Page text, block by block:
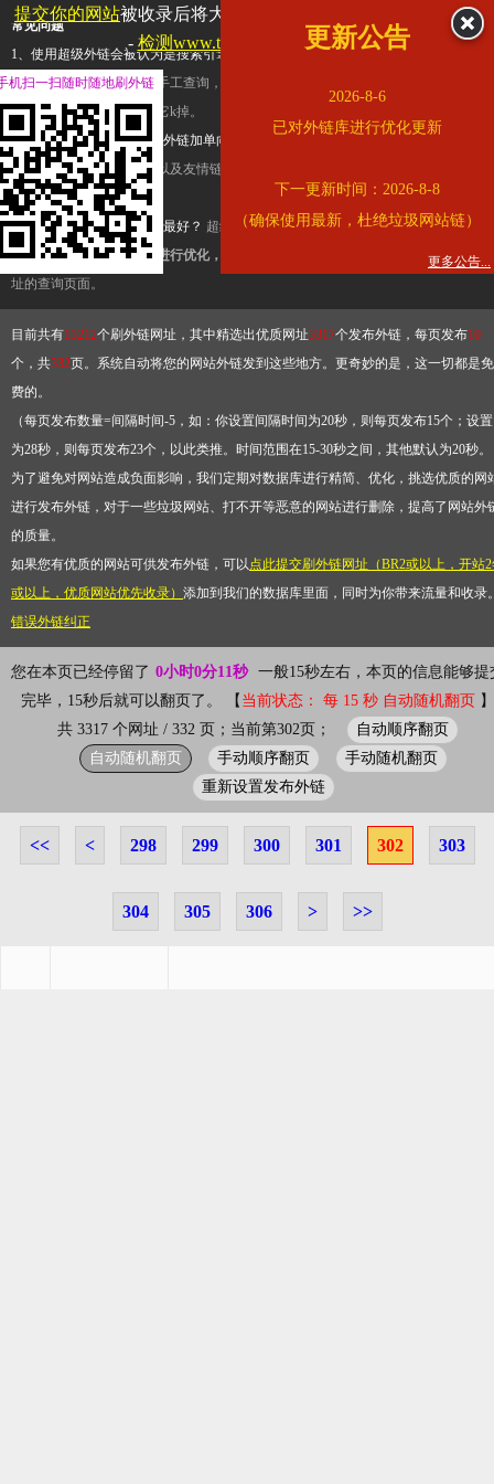
常见问题
1、使用超级外链会被认为是搜索引擎优化作弊吗？ 超级外链只是一个简便而集成
查询工具，模拟的是正常手工查询，不是作弊。如果是作弊，那您可以使用超级外
推广竞争对手的网址，让它k掉。
2、网站优化单纯依靠超级外链加单向链接可行吗？
链，需要结合普通的外链以及友情链接，您可以到站长论坛发布外链，到友情链接
台交换友情链接。
3、如何使用超级外链效果最好？ 超级外链不同于普通的外链，它是动态的链接，
有频繁使用超级外链工具进行优化，才能获得稳定的外链
，最终使搜索引擎收录带
址的查询页面。
目前共有13212个刷外链网址，其中精选出优质网址3317个发布外链，每页发布10
个，共332页。系统自动将您的网站外链发到这些地方。更奇妙的是，这一切都是免
费的。
（每页发布数量=间隔时间-5，如：你设置间隔时间为20秒，则每页发布15个；设置
为28秒，则每页发布23个，以此类推。时间范围在15-30秒之间，其他默认为20秒
为了避免对网站造成负面影响，我们定期对数据库进行精简、优化，挑选优质的网
进行发布外链，对于一些垃圾网站、打不开等恶意的网站进行删除，提高了网站外
的质量。
如果您有优质的网站可供发布外链，可以点此提交刷外链网址（BR2或以上，开站
或以上，优质网站优先收录） 添加到我们的数据库里面，同时为你带来流量和收录
错误外链纠正
您在本页已经停留了 0小时0分11秒 一般15秒左右，本页的信息能够提
完毕，15秒后就可以翻页了。 【 当前状态： 每 15 秒 自动随机翻页 】
共 3317 个网址 / 332 页；当前第302页；
自动顺序翻页
自动随机翻页
手动顺序翻页
手动随机翻页
重新设置发布外链
<< < 298 299 300 301 302 303
304 305 306 > >>
提交你的网站被收录后将大幅提升流量和外链，
查看展示页面
- 检测www.tbqjx.com是否收录更新公告
2026-8-6
已对外链库进行优化更新
下一更新时间：2026-8-8
（确保使用最新，杜绝垃圾网站链）
更多公告...
机扫一扫随时随地刷外链